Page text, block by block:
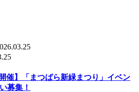
催】「まつばら新緑まつり」イベン
募集！